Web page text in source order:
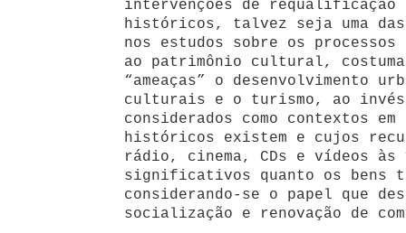
intervenções de requalificação
históricos, talvez seja uma
nos estudos sobre os
ao patrimônio cultural,
“ameaças” o desenvolvimento
culturais e o turismo, ao invés
considerados como contextos
históricos existem e cujos
rádio, cinema, CDs e vídeos às
significativos quanto os bens
considerando-se o papel que
socialização e renovação de